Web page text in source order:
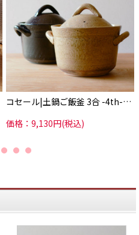
コセール|土鍋ご飯釜 3合 -4th-…
価格：9,130円(税込)